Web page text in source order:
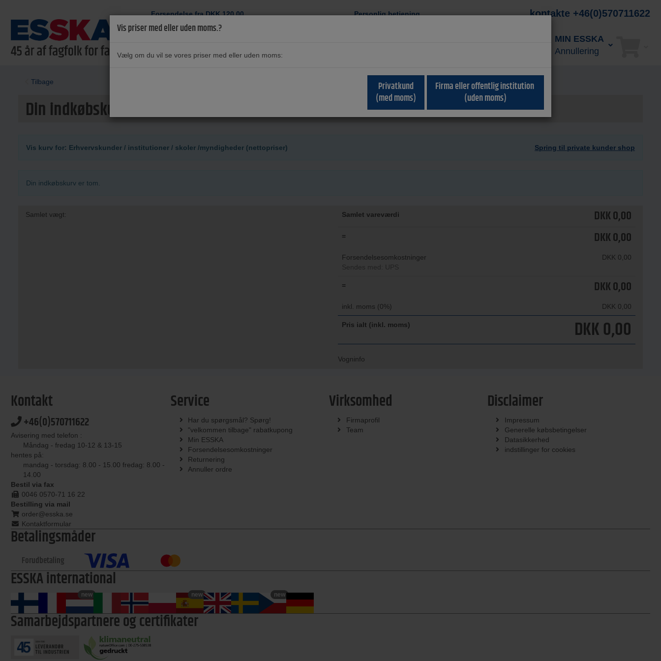
Forsendelse fraDKK 120,00 Personlig betjening kontakte +46(0)570711622
MIN ESSKA
Annullering
Tilbage
Din indkøbskurv
Vis kurv for: Erhvervskunder / institutioner / skoler /myndigheder (nettopriser) Spring til private kunder shop
Din indkøbskurv er tom.
Samlet vægt: Samlet vareværdi DKK0,00
= DKK0,00
Forsendelsesomkostninger
Sendes med: UPS
DKK 0,00
= DKK0,00
inkl. moms (0%) DKK 0,00
Pris ialt (inkl. moms) DKK0,00
Vogninfo
Kontakt
+46(0)570711622
Avisering med telefon :
Måndag - fredag 10-12 & 13-15
hentes på:
mandag - torsdag: 8.00 - 15.00 fredag: 8.00 -
14.00
Bestil via fax
0046 0570-71 16 22
Bestilling via mail
order@esska.se
Kontaktformular
Service
Har du spørgsmål? Spørg!
"velkommen tilbage" rabatkupong
Min ESSKA
Forsendelsesomkostninger
Returnering
Annuller ordre
Virksomhed
Firmaprofil
Team
Disclaimer
Impressum
Generelle købsbetingelser
Datasikkerhed
indstillinger for cookies
Betalingsmåder
Forudbetaling
ESSKA international
new new new
Samarbejdspartnere og certifikater
Vis priser med eller uden moms.?
Vælg om du vil se vores priser med eller uden moms:
Privatkund
(med moms)
Firma eller offentlig institution
(uden moms)